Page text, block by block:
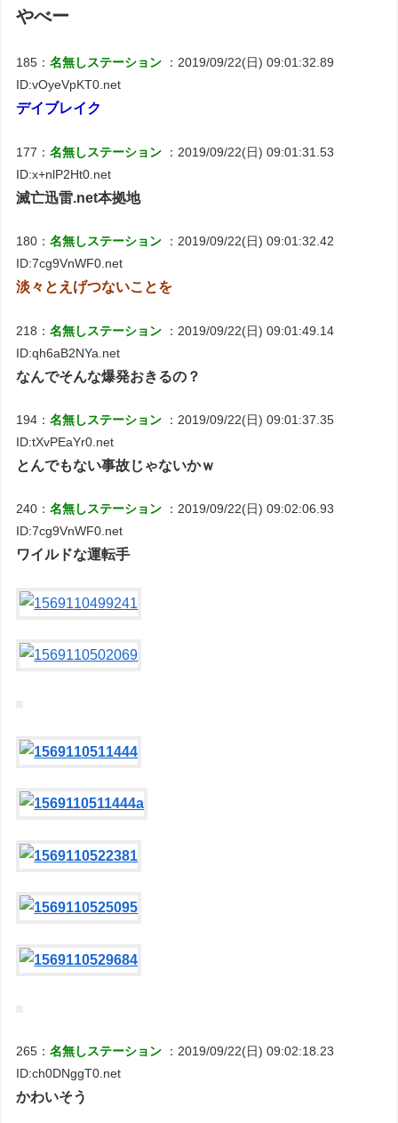
やべー
185：名無しステーション
：2019/09/22(日) 09:01:32.89
ID:vOyeVpKT0.net
デイブレイク
177：名無しステーション
：2019/09/22(日) 09:01:31.53
ID:x+nlP2Ht0.net
滅亡迅雷.net本拠地
180：名無しステーション
：2019/09/22(日) 09:01:32.42
ID:7cg9VnWF0.net
淡々とえげつないことを
218：名無しステーション
：2019/09/22(日) 09:01:49.14
ID:qh6aB2NYa.net
なんでそんな爆発おきるの？
194：名無しステーション
：2019/09/22(日) 09:01:37.35
ID:tXvPEaYr0.net
とんでもない事故じゃないかｗ
240：名無しステーション
：2019/09/22(日) 09:02:06.93
ID:7cg9VnWF0.net
ワイルドな運転手
265：名無しステーション
：2019/09/22(日) 09:02:18.23
ID:ch0DNggT0.net
かわいそう